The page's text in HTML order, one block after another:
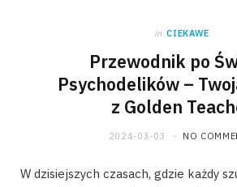
in CIEKAWE
Przewodnik po
Psychodelików –
z Golden
2024-03-03 NO
W dzisiejszych czasach, gdzie każdy